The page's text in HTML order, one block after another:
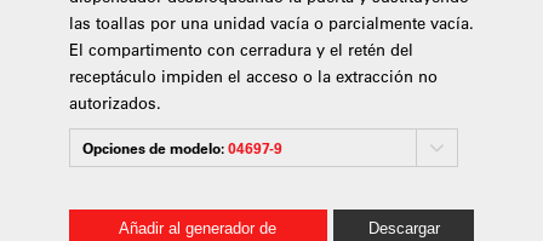
las toallas por una unidad vacía o parcialmente vacía.
El compartimento con cerradura y el retén del
receptáculo impiden el acceso o la extracción no
autorizados.
Opciones de modelo:04697-9
Añadir al generador de
Descargar